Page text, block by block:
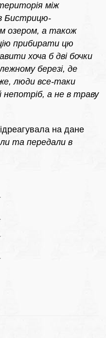
між
Бистрицю-
озером, а також
прибирати цю
хоча б дві бочки
березі, де
люди все-таки
непотріб, а не в траву
на дане
та передали в